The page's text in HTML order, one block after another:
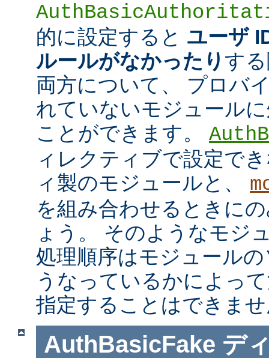
的に設定すると ユーザ
ルールがなかったり す
両方について、 プロバ
れていないモジュール
ことができます。
ィレクティブで設定で
ィ製のモジュールと、
を組み合わせるときに
ょう。 そのようなモジ
処理順序はモジュール
うなっているかによっ
指定することはできま
AuthBasicFake デ